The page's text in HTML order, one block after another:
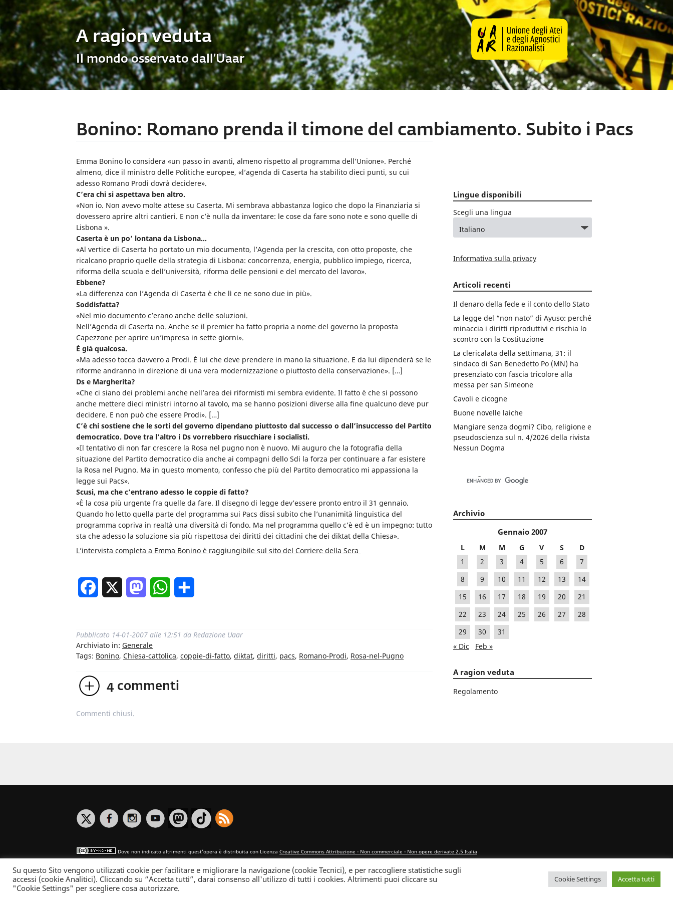
A ragion veduta
Il mondo osservato dall’Uaar
Bonino: Romano prenda il timone del cambiamento. Subito i Pacs
Emma Bonino lo considera «un passo in avanti, almeno rispetto al programma dell’Unione». Perché
almeno, dice il ministro delle Politiche europee, «l’agenda di Caserta ha stabilito dieci punti, su cui
adesso Romano Prodi dovrà decidere».
C’era chi si aspettava ben altro.
«Non io. Non avevo molte attese su Caserta. Mi sembrava abbastanza logico che dopo la Finanziaria si
dovessero aprire altri cantieri. E non c’è nulla da inventare: le cose da fare sono note e sono quelle di
Lisbona ».
Caserta è un po’ lontana da Lisbona…
«Al vertice di Caserta ho portato un mio documento, l’Agenda per la crescita, con otto proposte, che
ricalcano proprio quelle della strategia di Lisbona: concorrenza, energia, pubblico impiego, ricerca,
riforma della scuola e dell’università, riforma delle pensioni e del mercato del lavoro».
Ebbene?
«La differenza con l’Agenda di Caserta è che lì ce ne sono due in più».
Soddisfatta?
«Nel mio documento c’erano anche delle soluzioni.
Nell’Agenda di Caserta no. Anche se il premier ha fatto propria a nome del governo la proposta
Capezzone per aprire un’impresa in sette giorni».
È già qualcosa.
«Ma adesso tocca davvero a Prodi. È lui che deve prendere in mano la situazione. E da lui dipenderà se le
riforme andranno in direzione di una vera modernizzazione o piuttosto della conservazione». […]
Ds e Margherita?
«Che ci siano dei problemi anche nell’area dei riformisti mi sembra evidente. Il fatto è che si possono
anche mettere dieci ministri intorno al tavolo, ma se hanno posizioni diverse alla fine qualcuno deve pur
decidere. E non può che essere Prodi». […]
C’è chi sostiene che le sorti del governo dipendano piuttosto dal successo o dall’insuccesso del Partito
democratico. Dove tra l’altro i Ds vorrebbero risucchiare i socialisti.
«Il tentativo di non far crescere la Rosa nel pugno non è nuovo. Mi auguro che la fotografia della
situazione del Partito democratico dia anche ai compagni dello Sdi la forza per continuare a far esistere
la Rosa nel Pugno. Ma in questo momento, confesso che più del Partito democratico mi appassiona la
legge sui Pacs».
Scusi, ma che c’entrano adesso le coppie di fatto?
«È la cosa più urgente fra quelle da fare. Il disegno di legge dev’essere pronto entro il 31 gennaio.
Quando ho letto quella parte del programma sui Pacs dissi subito che l’unanimità linguistica del
programma copriva in realtà una diversità di fondo. Ma nel programma quello c’è ed è un impegno: tutto
sta che adesso la soluzione sia più rispettosa dei diritti dei cittadini che dei diktat della Chiesa».
L’intervista completa a Emma Bonino è raggiungibile sul sito del Corriere della Sera
Facebook MastodonWhatsApp
Pubblicato 14-01-2007 alle 12:51 da Redazione Uaar
Archiviato in: Generale
Tags: Bonino, Chiesa-cattolica, coppie-di-fatto, diktat, diritti, pacs, Romano-Prodi, Rosa-nel-Pugno
4 commenti
Commenti chiusi.
Lingue disponibili
Scegli una lingua
Informativa sulla privacy
Articoli recenti
Il denaro della fede e il conto dello Stato
La legge del “non nato” di Ayuso: perché
minaccia i diritti riproduttivi e rischia lo
scontro con la Costituzione
La clericalata della settimana, 31: il
sindaco di San Benedetto Po (MN) ha
presenziato con fascia tricolore alla
messa per san Simeone
Cavoli e cicogne
Buone novelle laiche
Mangiare senza dogmi? Cibo, religione e
pseudoscienza sul n. 4/2026 della rivista
Nessun Dogma
Archivio
Gennaio 2007
L M M G V S
D
1
2 3 4 5 6
7
8
9 10 11 12 13
14
15
16 17 18 19 20
21
22
23 24 25 26 27
28
29
30
31
« Dic
Feb »
A ragion veduta
Regolamento
Dove non indicato altrimenti quest’opera è distribuita con Licenza Creative Commons Attribuzione - Non commerciale - Non opere derivate 2.5 Italia
Informativa sulla privacy
Su questo Sito vengono utilizzati cookie per facilitare e migliorare la navigazione (cookie Tecnici), e per raccogliere statistiche sugli
accessi (cookie Analitici). Cliccando su “Accetta tutti”, darai consenso all'utilizzo di tutti i cookies. Altrimenti puoi cliccare su
"Cookie Settings" per scegliere cosa autorizzare.
Cookie Settings Accetta tutti